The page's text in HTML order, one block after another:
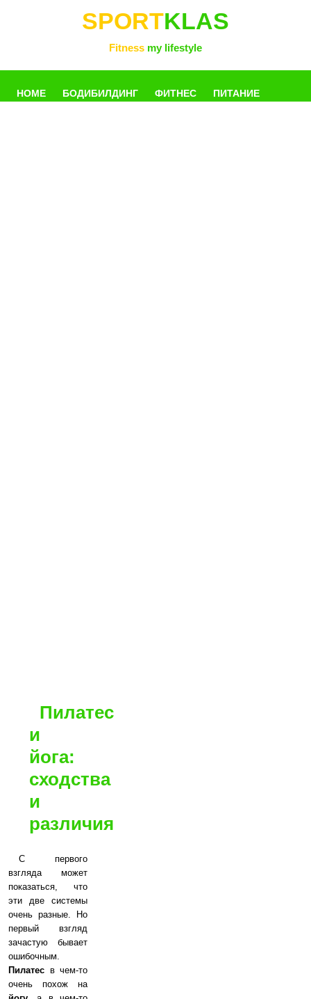
SPORTKLAS
Fitness my lifestyle
HOME БОДИБИЛДИНГ ФИТНЕС ПИТАНИЕ
Пилатес
и
йога:
сходства
и
различия
С первого
взгляда может
показаться, что
эти две системы
очень разные. Но
первый взгляд
зачастую бывает
ошибочным.
Пилатес в чем-то
очень похож на